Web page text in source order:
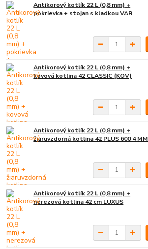
Antikorový kotlík 22 L (0,8 mm) +
pokrievka + stojan s kladkou VAR
Antikorový kotlík 22 L (0,8 mm) +
kovová kotlina 42 CLASSIC (KOV)
Antikorový kotlík 22 L (0,8 mm) +
žiaruvzdorná kotlina 42 PLUS 600 4 MM
Antikorový kotlík 22 L (0,8 mm) +
nerezová kotlina 42 cm LUXUS